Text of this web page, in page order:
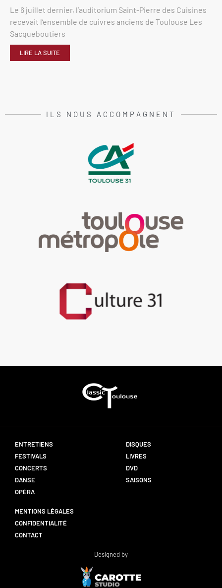
Le 6 juillet dernier, l’auditorium Saint-Pierre des Cuisines
recevait l’ensemble de cuivres anciens de Toulouse Les
Sacqueboutiers
LIRE LA SUITE
ILS NOUS ACCOMPAGNENT
ENTRETIENS
FESTIVALS
CONCERTS
DANSE
OPÉRA
DISQUES
LIVRES
DVD
SAISONS
MENTIONS LÉGALES
CONFIDENTIALITÉ
CONTACT
Designed by